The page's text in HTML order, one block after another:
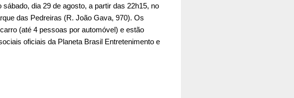
dia 29 de agosto, a partir das 22h15, no
das Pedreiras (R. João Gava, 970). Os
(até 4 pessoas por automóvel) e estão
oficiais da Planeta Brasil Entretenimento e